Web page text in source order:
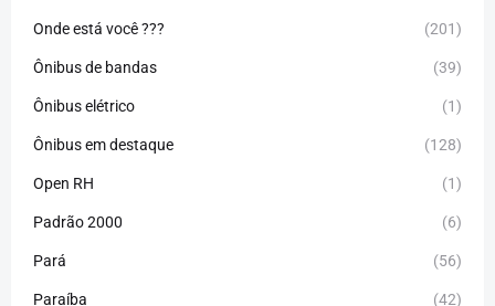
Onde está você ??? (201)
Ônibus de bandas (39)
Ônibus elétrico (1)
Ônibus em destaque (128)
Open RH (1)
Padrão 2000 (6)
Pará (56)
Paraíba (42)